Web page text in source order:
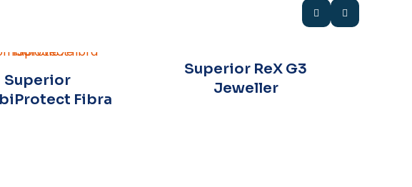
Superior
Fibra
Superior ReX G3
Jeweller